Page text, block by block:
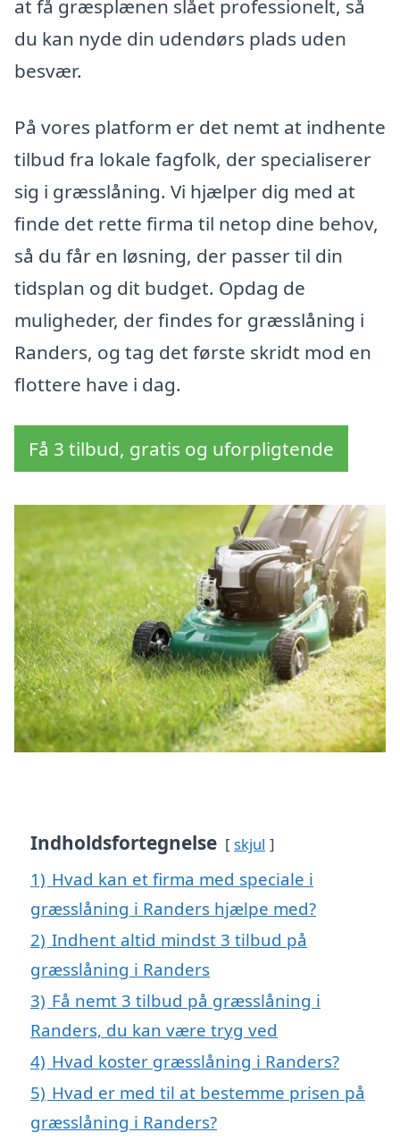
at få græsplænen slået professionelt, så
du kan nyde din udendørs plads uden
besvær.
På vores platform er det nemt at indhente
tilbud fra lokale fagfolk, der specialiserer
sig i græsslåning. Vi hjælper dig med at
finde det rette firma til netop dine behov,
så du får en løsning, der passer til din
tidsplan og dit budget. Opdag de
muligheder, der findes for græsslåning i
Randers, og tag det første skridt mod en
flottere have i dag.
Få 3 tilbud, gratis og uforpligtende
Indholdsfortegnelse skjul
1) Hvad kan et firma med speciale i
græsslåning i Randers hjælpe med?
2) Indhent altid mindst 3 tilbud på
græsslåning i Randers
3) Få nemt 3 tilbud på græsslåning i
Randers, du kan være tryg ved
4) Hvad koster græsslåning i Randers?
5) Hvad er med til at bestemme prisen på
græsslåning i Randers?